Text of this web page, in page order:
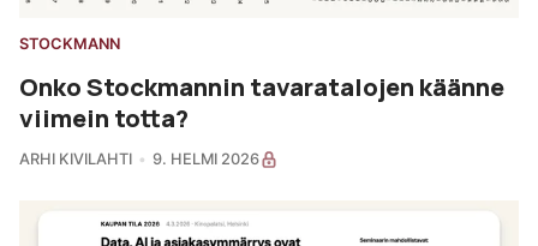
STOCKMANN
Onko Stockmannin tavaratalojen käänne
viimein totta?
ARHI KIVILAHTI 9. HELMI 2026